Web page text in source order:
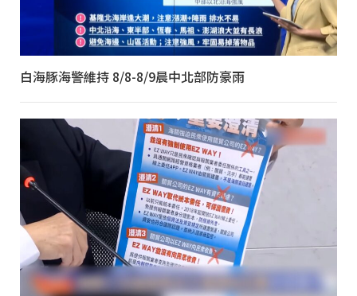
白海豚海警維持 8/8-8/9晨中北部防豪雨